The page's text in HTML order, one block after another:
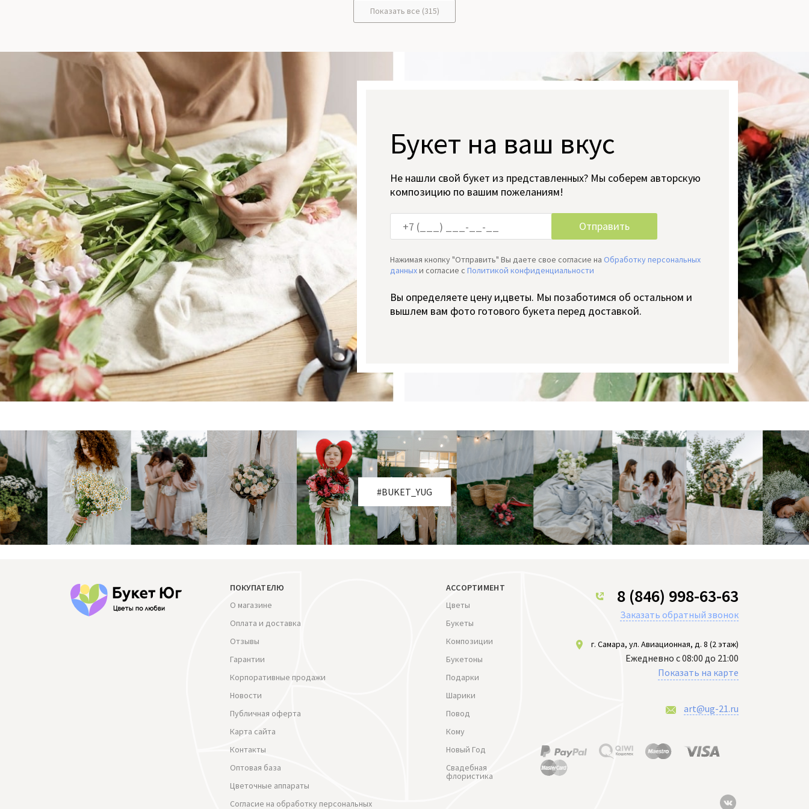
Показать все (315)
Букет на ваш вкус
Не нашли свой букет из представленных? Мы соберем авторскую
композицию по вашим пожеланиям!
Нажимая кнопку "Отправить" Вы даете свое согласие на Обработку персональных
данныхи согласие cПолитикой конфиденциальности
Вы определяете цену и,цветы. Мы позаботимся об остальном и
вышлем вам фото готового букета перед доставкой.
#BUKET_YUG
ПОКУПАТЕЛЮ
О магазине
Оплата и доставка
Отзывы
Гарантии
Корпоративные продажи
Новости
Публичная оферта
Карта сайта
Контакты
Оптовая база
Цветочные аппараты
Согласие на обработку персональных
АССОРТИМЕНТ
Цветы
Букеты
Композиции
Букетоны
Подарки
Шарики
Повод
Кому
Новый Год
Свадебная
флористика
8 (846) 998-63-63
Заказать обратный звонок
г. Самара, ул. Авиационная, д. 8 (2 этаж)
Ежедневно с 08:00 до 21:00
Показать на карте
art@ug-21.ru